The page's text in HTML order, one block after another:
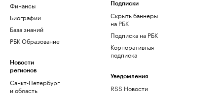
Финансы
Биографии
База знаний
РБК Образование
Новости
регионов
Санкт-Петербург
и область
Подписки
Скрыть баннеры
на РБК
Подписка на РБК
Корпоративная
подписка
Уведомления
RSS Новости